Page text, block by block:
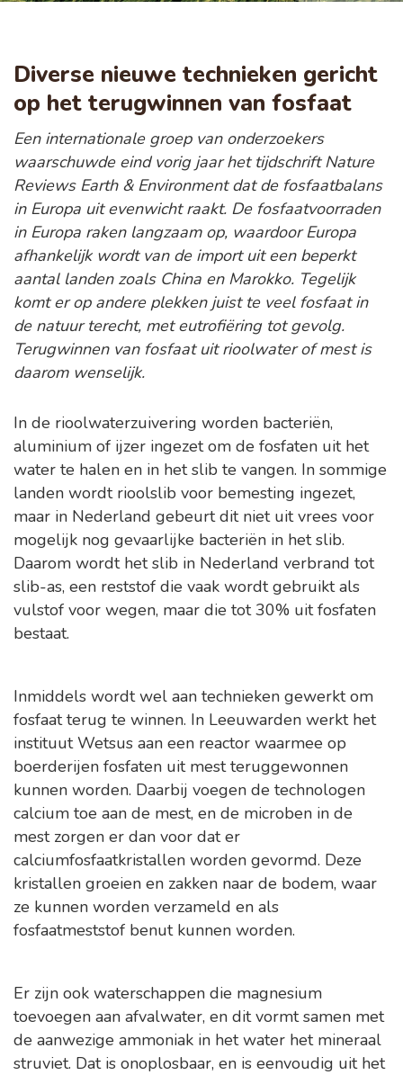
Diverse nieuwe technieken gericht
op het terugwinnen van fosfaat
Een internationale groep van onderzoekers
waarschuwde eind vorig jaar het tijdschrift Nature
Reviews Earth & Environment dat de fosfaatbalans
in Europa uit evenwicht raakt. De fosfaatvoorraden
in Europa raken langzaam op, waardoor Europa
afhankelijk wordt van de import uit een beperkt
aantal landen zoals China en Marokko. Tegelijk
komt er op andere plekken juist te veel fosfaat in
de natuur terecht, met eutrofiëring tot gevolg.
Terugwinnen van fosfaat uit rioolwater of mest is
daarom wenselijk.
In de rioolwaterzuivering worden bacteriën,
aluminium of ijzer ingezet om de fosfaten uit het
water te halen en in het slib te vangen. In sommige
landen wordt rioolslib voor bemesting ingezet,
maar in Nederland gebeurt dit niet uit vrees voor
mogelijk nog gevaarlijke bacteriën in het slib.
Daarom wordt het slib in Nederland verbrand tot
slib-as, een reststof die vaak wordt gebruikt als
vulstof voor wegen, maar die tot 30% uit fosfaten
bestaat.
Inmiddels wordt wel aan technieken gewerkt om
fosfaat terug te winnen. In Leeuwarden werkt het
instituut Wetsus aan een reactor waarmee op
boerderijen fosfaten uit mest teruggewonnen
kunnen worden. Daarbij voegen de technologen
calcium toe aan de mest, en de microben in de
mest zorgen er dan voor dat er
calciumfosfaatkristallen worden gevormd. Deze
kristallen groeien en zakken naar de bodem, waar
ze kunnen worden verzameld en als
fosfaatmeststof benut kunnen worden.
Er zijn ook waterschappen die magnesium
toevoegen aan afvalwater, en dit vormt samen met
de aanwezige ammoniak in het water het mineraal
struviet. Dat is onoplosbaar, en is eenvoudig uit het